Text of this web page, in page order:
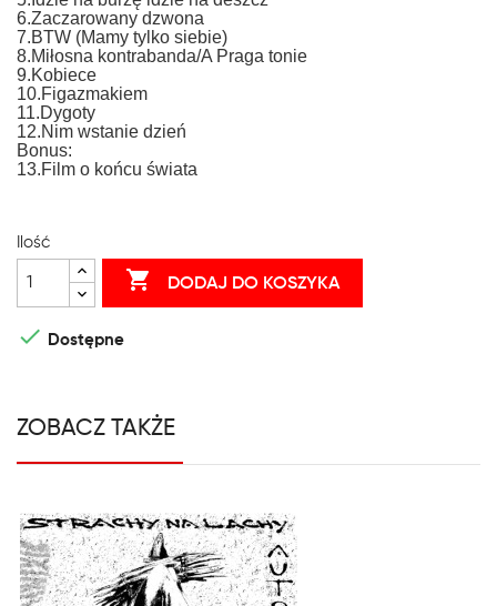
6.Zaczarowany dzwona
7.BTW (Mamy tylko siebie)
8.Miłosna kontrabanda/A Praga tonie
9.Kobiece
10.Figazmakiem
11.Dygoty
12.Nim wstanie dzień
Bonus:
13.Film o końcu świata
Ilość
 DODAJ DO KOSZYKA
 Dostępne
ZOBACZ TAKŻE